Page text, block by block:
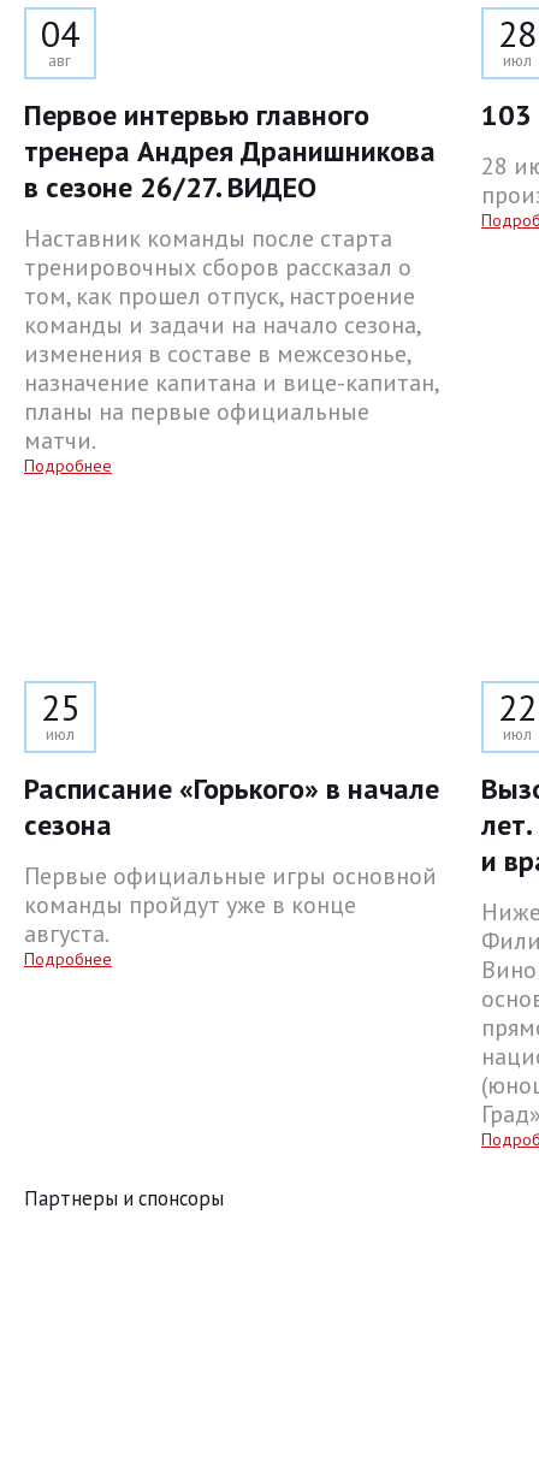
04
авг
Первое интервью главного
тренера Андрея Дранишникова
в сезоне 26/27. ВИДЕО
Наставник команды после старта
тренировочных сборов рассказал о
том, как прошел отпуск, настроение
команды и задачи на начало сезона,
изменения в составе в межсезонье,
назначение капитана и вице-капитан,
планы на первые официальные
матчи.
Подробнее
28
июл
103
28
25
июл
Расписание «Горького» в начале
сезона
Первые официальные игры основной
команды пройдут уже в конце
августа.
Подробнее
22
июл
и
Партнеры и спонсоры